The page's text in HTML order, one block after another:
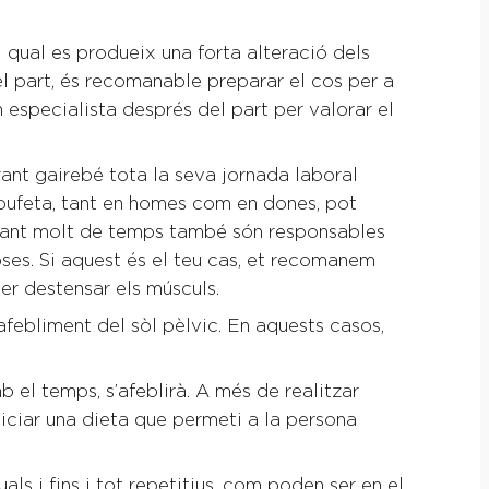
qual es produeix una forta alteració dels
part, és recomanable preparar el cos per a
especialista després del part per valorar el
gairebé tota la seva jornada laboral
tant en homes com en dones, pot
molt de temps també són responsables
Si aquest és el teu cas, et recomanem
destensar els músculs.
del sòl pèlvic. En aquests casos,
el temps, s’afeblirà. A més de realitzar
una dieta que permeti a la persona